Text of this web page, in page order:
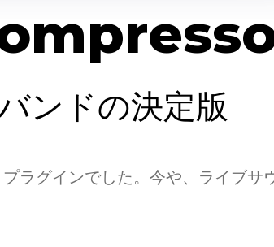
ンドの決定版
ラグインでした。今や、ライブサ